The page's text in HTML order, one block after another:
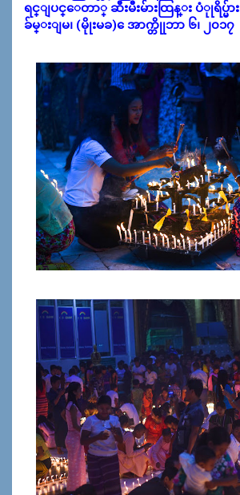
ရင္ျပင္ေတာ္ ဆီးမီးမ်ားထြန္း ပံုုရိပ္မ်ား
ခ်မ္းျမ၊ (မိုုးမခ) ေအာက္တိုုဘာ ၆၊ ၂၀၁၇